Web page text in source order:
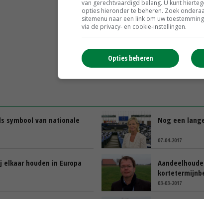
symbool van nationale
Nog een
07-04-2017
elkaar houden in Europa
03-03-2017
van gerechtvaardigd belang. U kunt
opties hieronder te beheren. Zoek
sitemenu naar een link om uw
via de privacy- en cookie-instellingen.
Opties beheren